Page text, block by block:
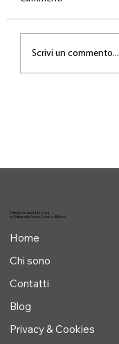
Scrivi un commento...
Osteopata specializzata
in Osteopatia Voce e Canto a Milano
Home
Chi sono
Contatti
Blog
Privacy & Cookies